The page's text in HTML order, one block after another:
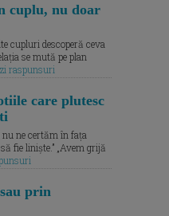
cuplu, nu doar
cupluri descoperă ceva
se mută pe plan
raspunsuri
care plutesc
ne certăm în fața
fie liniște.” „Avem grijă
prin